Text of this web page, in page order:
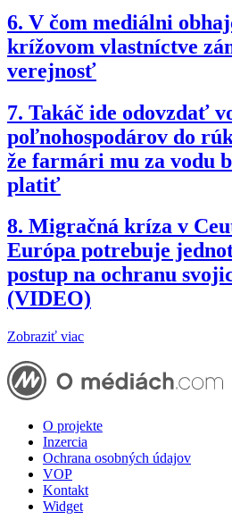
6. V čom mediálni
krížovom vlastníctve
verejnosť
7. Takáč ide odovzdať
poľnohospodárov do
že farmári mu za vodu
platiť
8. Migračná kríza v
Európa potrebuje
postup na ochranu
(VIDEO)
Zobraziť viac
O projekte
Inzercia
Ochrana osobných údajov
VOP
Kontakt
Widget